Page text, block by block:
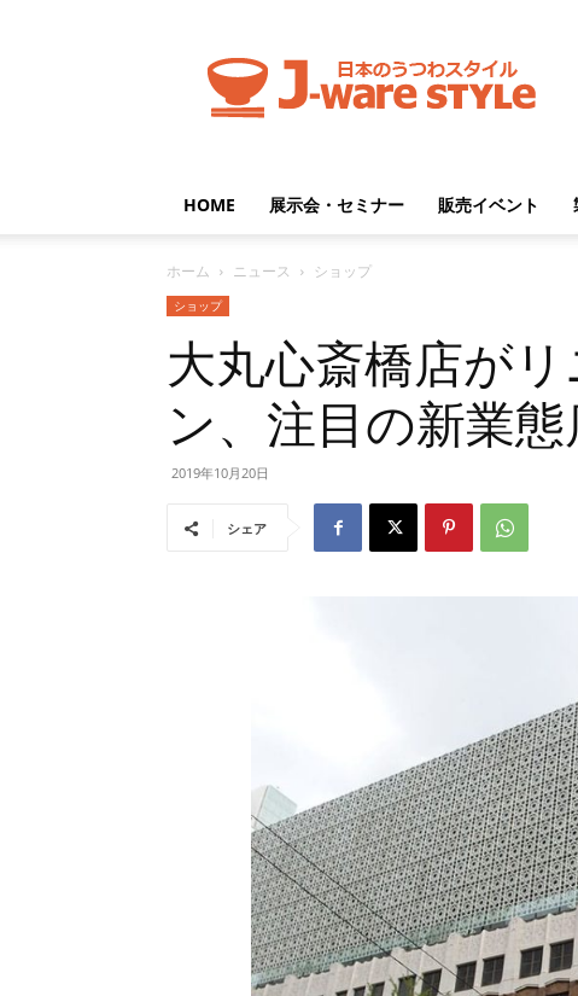
ware
Style
HOME 展示会・セミナー 販売イベント
ホーム ニュース ショップ
ショップ
大丸心斎橋店が
ン、注目の新業態
2019年10月20日
シェア